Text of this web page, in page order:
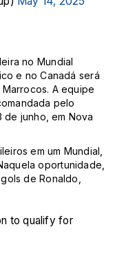
no Mundial
e no Canadá será
A equipe
pelo
de junho, em Nova
em um Mundial,
oportunidade,
de Ronaldo,
to qualify for